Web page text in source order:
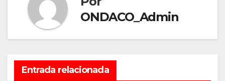
ONDACO_Admin
Entrada relacionada